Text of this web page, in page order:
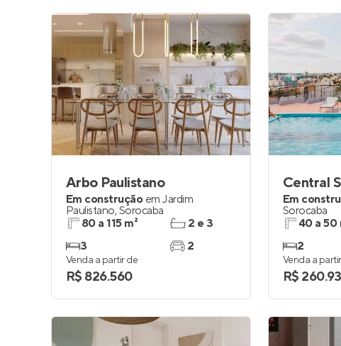
Arbo Paulistano
Em construção em Jardim
Paulistano,Sorocaba
80 a 115 m²
3
2 e 3
2
Venda a partir de
R$ 826.560
Central
Em
Sorocaba
40 a 50
2
Venda a
R$